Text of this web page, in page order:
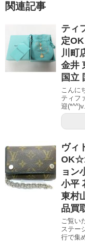
関連記事
ティ
定
川町
金井
国立
こんに
ティフ
迎
ヴィ
ョン
小平
東村
品買
ご覧い
ステー
行で集